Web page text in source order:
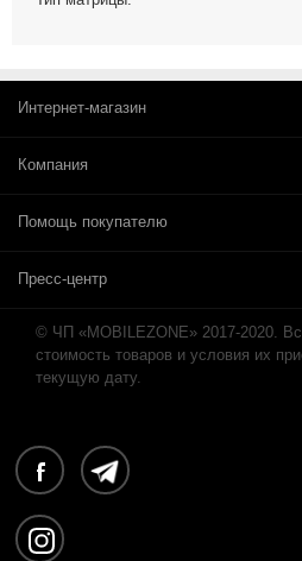
Интернет-магазин
Компания
Помощь покупателю
Пресс-центр
© ЧП «MOBILEZONE» 2017-2020.
стоимость товаров и условия их
текущую дату.